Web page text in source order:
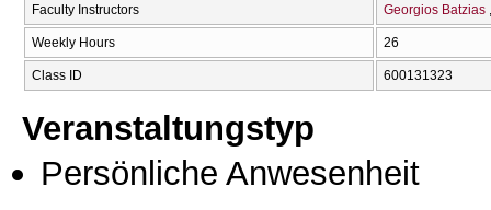
Faculty Instructors Georgios Batzias
Weekly Hours 26
Class ID 600131323
Veranstaltungstyp
Persönliche Anwesenheit